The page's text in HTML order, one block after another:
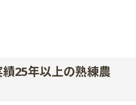
績25年以上の熟練農